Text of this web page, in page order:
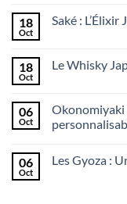
18
Oct
Saké :
18
Oct
Le Whisky
06
Oct
Okonomiyaki
06
Oct
Les Gyoza :